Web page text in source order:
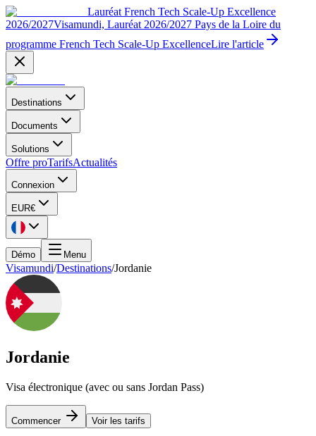
Lauréat French Tech Scale-Up Excellence
2026/2027Visamundi, Lauréat 2026/2027 Pays de la Loire du
programme French Tech Scale-Up ExcellenceLire l'article
Destinations
Documents
Solutions
Offre proTarifsActualités
Connexion
EUR€
Démo Menu
Visamundi/Destinations/Jordanie
Jordanie
Visa électronique (avec ou sans Jordan Pass)
Commencer Voir les tarifs